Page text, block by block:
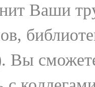
Ваши
Вы